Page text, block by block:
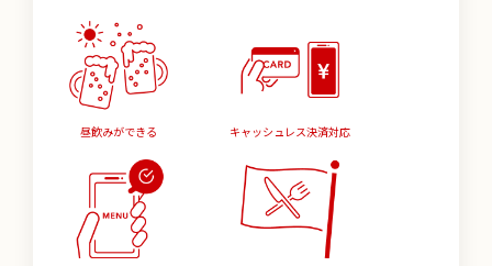
昼飲みができる キャッシュレス決済対応